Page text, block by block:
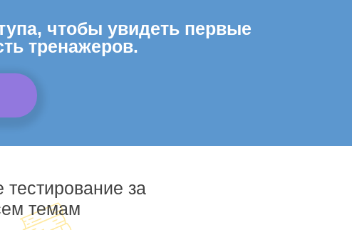
чтобы увидеть первые
тренажеров.
за
темам